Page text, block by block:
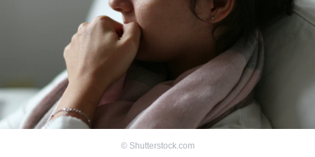
© Shutterstock.com